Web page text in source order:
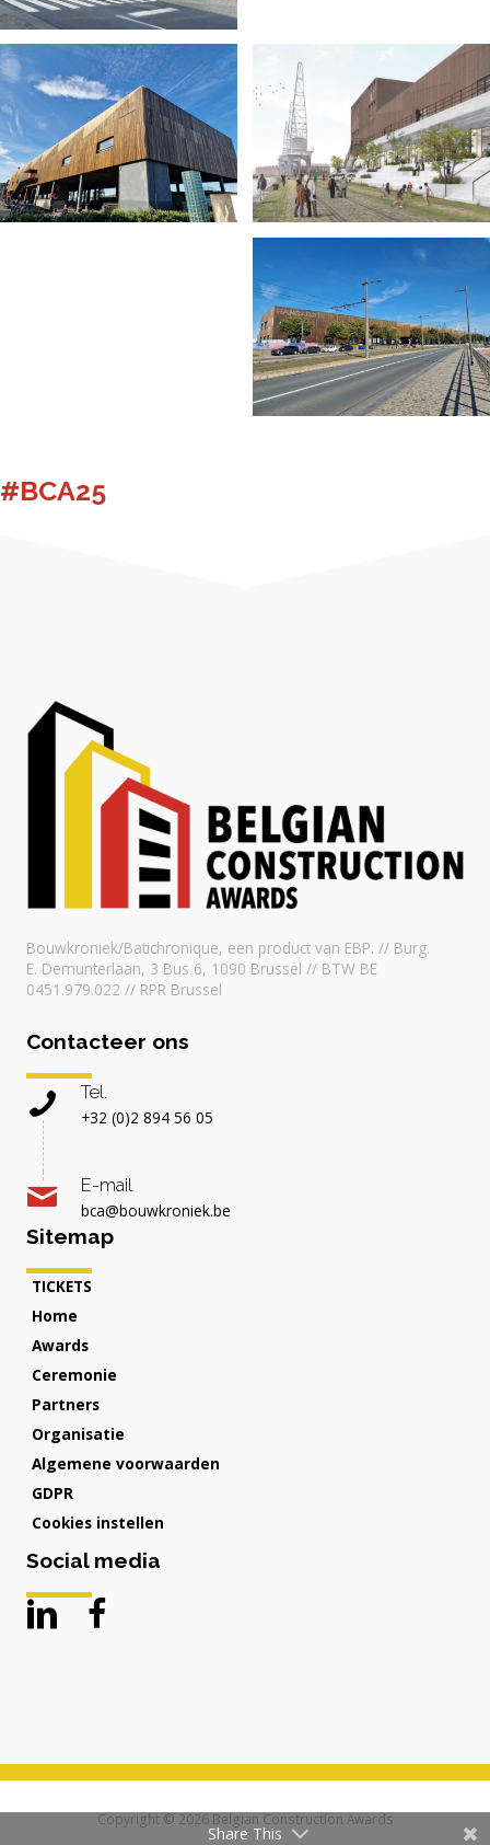
#BCA25
Bouwkroniek/Batichronique, een product van EBP. // Burg.
E. Demunterlaan, 3 Bus 6, 1090 Brussel // BTW BE
0451.979.022 // RPR Brussel
Contacteer ons
Tel.
+32 (0)2 894 56 05
E-mail
bca@bouwkroniek.be
Sitemap
TICKETS
Home
Awards
Ceremonie
Partners
Organisatie
Algemene voorwaarden
GDPR
Cookies instellen
Social media
Copyright © 2026 Belgian Construction Awards
Share This